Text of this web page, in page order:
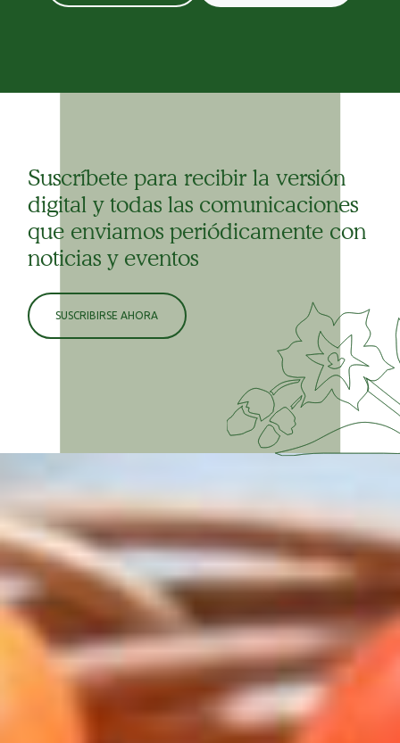
Suscríbete para recibir la versión
digital y todas las comunicaciones
que enviamos periódicamente con
noticias y eventos
SUSCRIBIRSE AHORA